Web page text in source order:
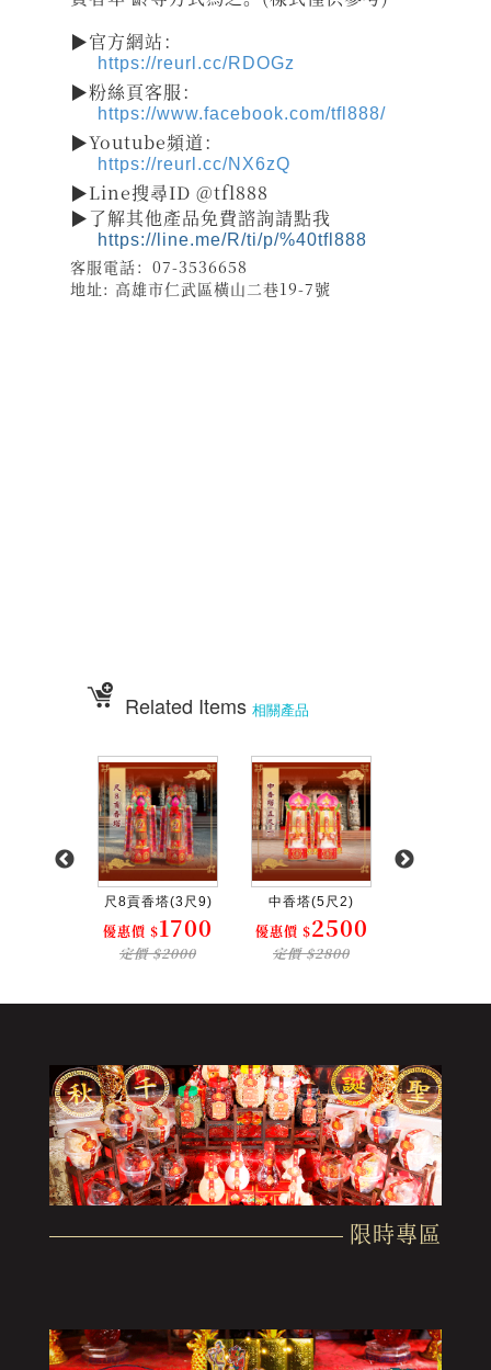
▶官方網站：
https://reurl.cc/RDOGz
▶粉絲頁客服：
https://www.facebook.com/tfl888/
▶Youtube頻道：
https://reurl.cc/NX6zQ
▶Line搜尋ID @tfl888
▶了解其他產品免費諮詢請點我
https://line.me/R/ti/p/%40tfl888
客服電話：07-3536658
地址: 高雄市仁武區橫山二巷19-7號
Related Items 相關產品
尺8貢香塔(3尺9)
優惠價 $1700
定價 $2000
中香塔(5尺2)
優惠價 $2500
定價 $2800
限時專區